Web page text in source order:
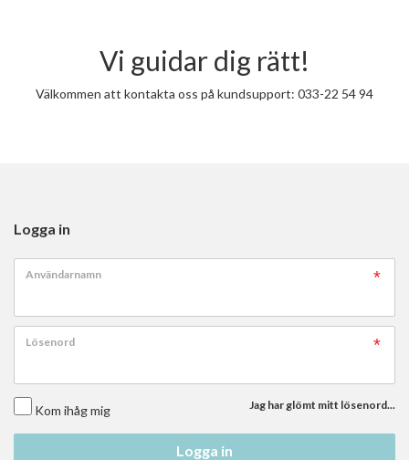
Vi guidar dig rätt!
Välkommen att kontakta oss på kundsupport: 033-22 54 94
Logga in
Användarnamn
Lösenord
Kom ihåg mig Jag har glömt mitt lösenord...
Logga in